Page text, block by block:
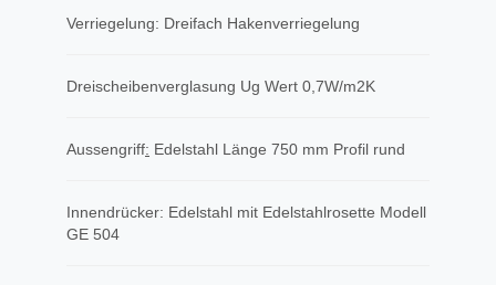
Verriegelung: Dreifach Hakenverriegelung
Dreischeibenverglasung Ug Wert 0,7W/m2K
Aussengriff​: Edelstahl Länge 750 mm Profil rund
Innendrücker: Edelstahl mit Edelstahlrosette Modell
GE 504